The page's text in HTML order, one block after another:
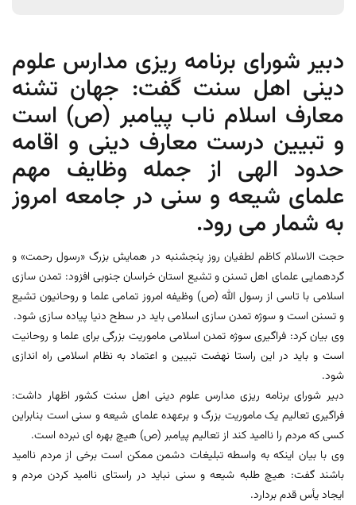
دبیر شورای برنامه ریزی مدارس علوم
دینی اهل سنت گفت: جهان تشنه
معارف اسلام ناب پیامبر (ص) است
و تبیین درست معارف دینی و اقامه
حدود الهی از جمله وظایف مهم
علمای شیعه و سنی در جامعه امروز
به شمار می رود.
حجت الاسلام کاظم لطفیان روز پنجشنبه در همایش بزرگ «رسول رحمت» و
گردهمایی علمای اهل تسنن و تشیع استان خراسان جنوبی افزود: تمدن سازی
اسلامی با تاسی از رسول الله (ص) وظیفه امروز تمامی علما و روحانیون تشیع
و تسنن است و سوژه تمدن سازی اسلامی باید در سطح دنیا پیاده سازی شود.
وی بیان کرد: فراگیری سوژه تمدن اسلامی ماموریت بزرگی برای علما و روحانیت
است و باید در این راستا نهضت تبیین و اعتماد به نظام اسلامی راه اندازی
شود.
دبیر شورای برنامه ریزی مدارس علوم دینی اهل سنت کشور اظهار داشت:
فراگیری تعالیم یک ماموریت بزرگ و برعهده علمای شیعه و سنی است بنابراین
کسی که مردم را ناامید کند از تعالیم پیامبر (ص) هیچ بهره ای نبرده است.
وی با بیان اینکه به واسطه تبلیغات دشمن ممکن است برخی از مردم ناامید
باشند گفت: هیچ طلبه شیعه و سنی نباید در راستای ناامید کردن مردم و
ایجاد یأس قدم بردارد.